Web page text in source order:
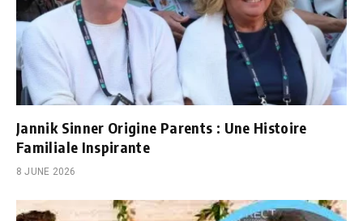
Jannik Sinner Origine Parents : Une Histoire
Familiale Inspirante
8 JUNE 2026